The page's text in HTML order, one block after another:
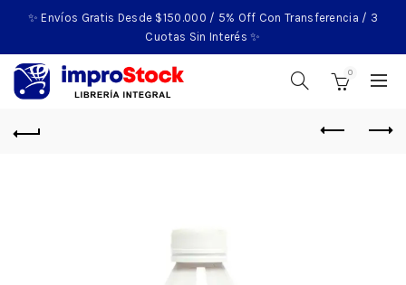
✨ Envíos Gratis Desde $150.000 / 5% Off Con Transferencia / 3
Cuotas Sin Interés ✨
0